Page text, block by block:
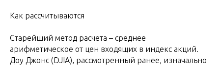
Как рассчитываются
Старейший метод расчета – среднее
арифметическое от цен входящих в индекс акций.
Доу Джонс (DJIA), рассмотренный ранее, изначально